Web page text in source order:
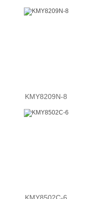
KMY8209N-8
KMY8502C-6